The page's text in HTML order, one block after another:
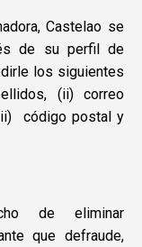
Castelao se
de su perfil de
los siguientes
(ii) correo
código postal y
de eliminar
que defraude,